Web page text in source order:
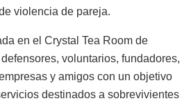
violencia de pareja.
en el Crystal Tea Room de
voluntarios, fundadores,
y amigos con un objetivo
destinados a sobrevivientes